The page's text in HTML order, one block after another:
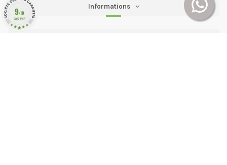
Informations
9/10
205 AVIS